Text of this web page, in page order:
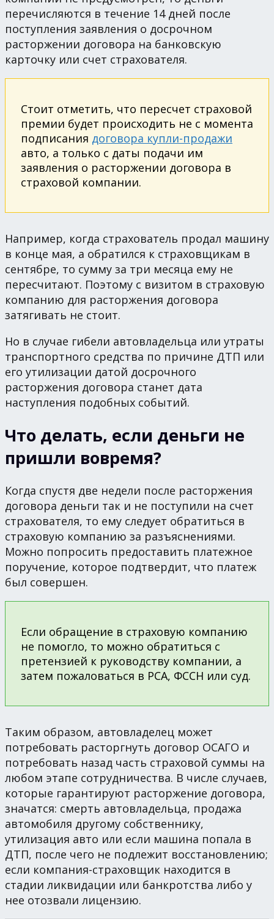
перечисляются в течение 14 дней после
поступления заявления о досрочном
расторжении договора на банковскую
карточку или счет страхователя.
Стоит отметить, что пересчет страховой
премии будет происходить не с момента
подписания договора купли-продажи
авто, а только с даты подачи им
заявления о расторжении договора в
страховой компании.
Например, когда страхователь продал машину
в конце мая, а обратился к страховщикам в
сентябре, то сумму за три месяца ему не
пересчитают. Поэтому с визитом в страховую
компанию для расторжения договора
затягивать не стоит.
Но в случае гибели автовладельца или утраты
транспортного средства по причине ДТП или
его утилизации датой досрочного
расторжения договора станет дата
наступления подобных событий.
Что делать, если деньги не
пришли вовремя?
Когда спустя две недели после расторжения
договора деньги так и не поступили на счет
страхователя, то ему следует обратиться в
страховую компанию за разъяснениями.
Можно попросить предоставить платежное
поручение, которое подтвердит, что платеж
был совершен.
Если обращение в страховую компанию
не помогло, то можно обратиться с
претензией к руководству компании, а
затем пожаловаться в РСА, ФССН или суд.
Таким образом, автовладелец может
потребовать расторгнуть договор ОСАГО и
потребовать назад часть страховой суммы на
любом этапе сотрудничества. В числе случаев,
которые гарантируют расторжение договора,
значатся: смерть автовладельца, продажа
автомобиля другому собственнику,
утилизация авто или если машина попала в
ДТП, после чего не подлежит восстановлению;
если компания-страховщик находится в
стадии ликвидации или банкротства либо у
нее отозвали лицензию.